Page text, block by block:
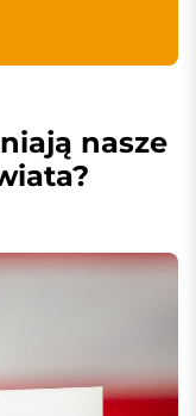
nasze